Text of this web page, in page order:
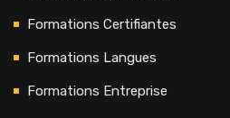
Formations Certifiantes
Formations Langues
Formations Entreprise